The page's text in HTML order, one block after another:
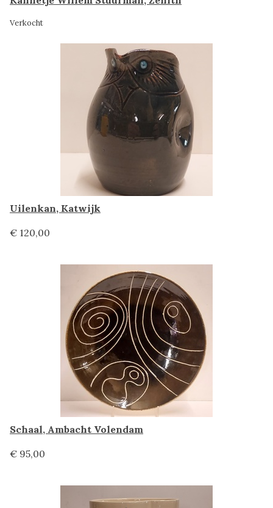
Verkocht
Uilenkan, Katwijk
€ 120,00
Schaal, Ambacht Volendam
€ 95,00